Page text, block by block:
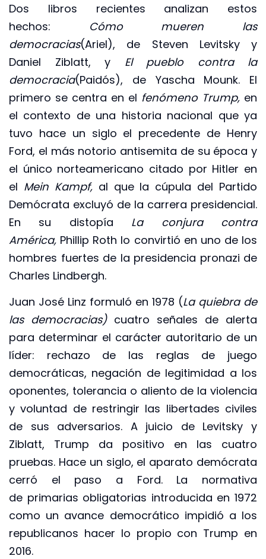
Dos libros recientes analizan estos
hechos: Cómo mueren las
democracias(Ariel), de Steven Levitsky y
Daniel Ziblatt, y El pueblo contra la
democracia(Paidós), de Yascha Mounk. El
primero se centra en el fenómeno Trump, en
el contexto de una historia nacional que ya
tuvo hace un siglo el precedente de Henry
Ford, el más notorio antisemita de su época y
el único norteamericano citado por Hitler en
el Mein Kampf,al que la cúpula del Partido
Demócrata excluyó de la carrera presidencial.
En su distopía La conjura contra
América, Phillip Roth lo convirtió en uno de los
hombres fuertes de la presidencia pronazi de
Charles Lindbergh.
Juan José Linz formuló en 1978 (La quiebra de
las democracias)cuatro señales de alerta
para determinar el carácter autoritario de un
líder: rechazo de las reglas de juego
democráticas, negación de legitimidad a los
oponentes, tolerancia o aliento de la violencia
y voluntad de restringir las libertades civiles
de sus adversarios. A juicio de Levitsky y
Ziblatt, Trump da positivo en las cuatro
pruebas. Hace un siglo, el aparato demócrata
cerró el paso a Ford. La normativa
de primarias obligatorias introducida en 1972
como un avance democrático impidió a los
republicanos hacer lo propio con Trump en
2016.